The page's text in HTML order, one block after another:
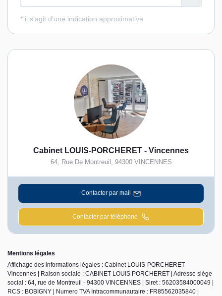
Cabinet LOUIS-PORCHERET - Vincennes
64, Rue De Montreuil , 94300 VINCENNES
Contacter par mail
Contacter par téléphone
Mentions légales
Affichage des informations légales : Cabinet LOUIS-PORCHERET -
Vincennes | Raison sociale : CABINET LOUIS PORCHERET | Adresse siège
social : 64, rue de Montreuil - 94300 VINCENNES | Siret : 56203584000049 |
RCS : BOBIGNY | Numero TVA Intracommunautaire : FR85562035840 |